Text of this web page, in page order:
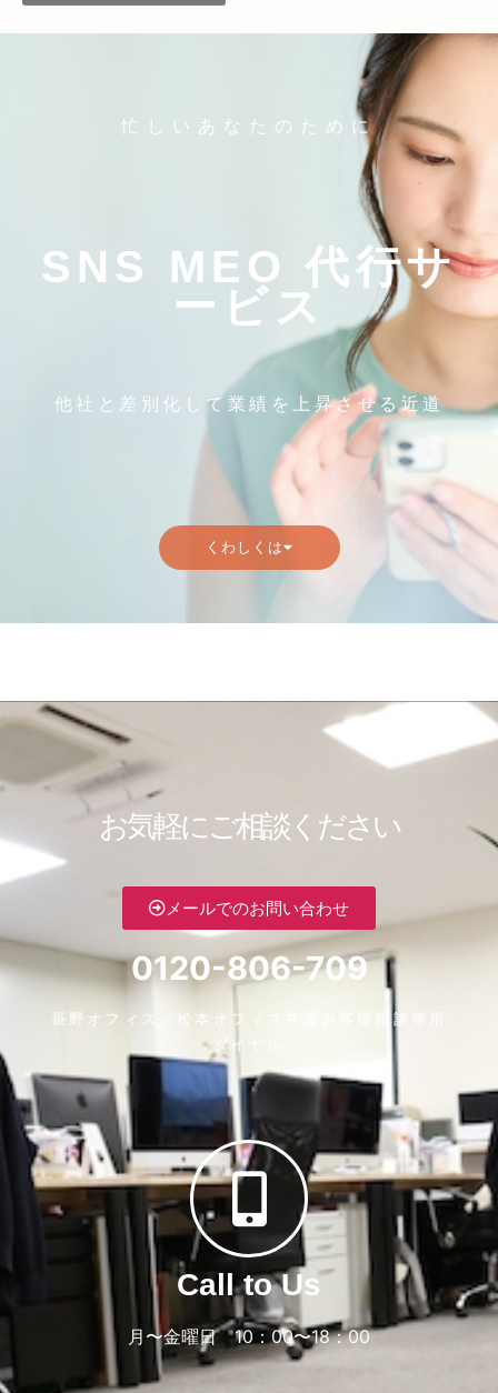
忙しいあなたのために
SNS MEO 代行サ
ービス
他社と差別化して業績を上昇させる近道
くわしくは
お気軽にご相談ください
メールでのお問い合わせ
0120-806-709
長野オフィス・松本オフィス共通お客様相談専用
ダイヤル
Call to Us
月〜金曜日 10：00〜18：00